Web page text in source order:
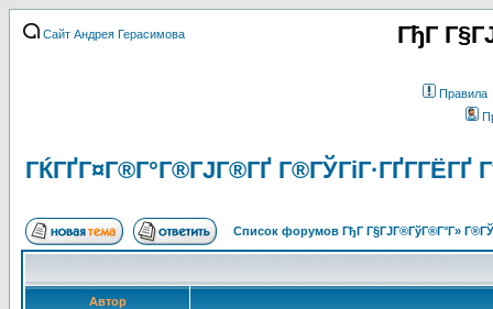
Сайт Андрея Герасимова ГђГ
Правила
ГЌГҐГ¤Г®Г°Г®ГЈГ®ГҐ
Список форумов ГђГ Г§ГЈГ®ГўГ®Г°Г»
Автор